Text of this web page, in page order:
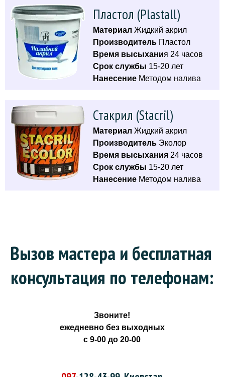
Пластол (Plastall)
Материал Жидкий акрил
Производитель Пластол
Время высыхания 24 часов
Срок службы 15-20 лет
Нанесение Методом налива
Стакрил (Stacril)
Материал Жидкий акрил
Производитель Эколор
Время высыхания 24 часов
Срок службы 15-20 лет
Нанесение Методом налива
Вызов мастера и бесплатная
консультация по телефонам:
Звоните!
ежедневно без выходных
с 9-00 до 20-00